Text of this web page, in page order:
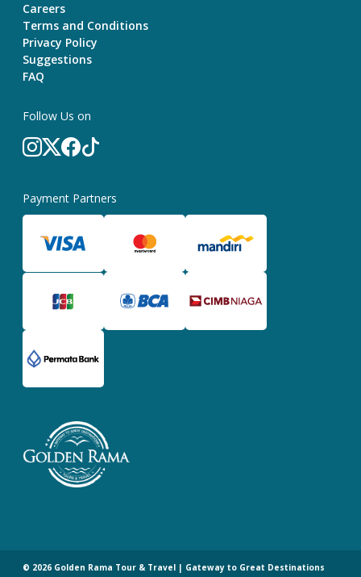
Careers
Terms and Conditions
Privacy Policy
Suggestions
FAQ
Follow Us on
Payment Partners
© 2026 Golden Rama Tour & Travel | Gateway to Great Destinations